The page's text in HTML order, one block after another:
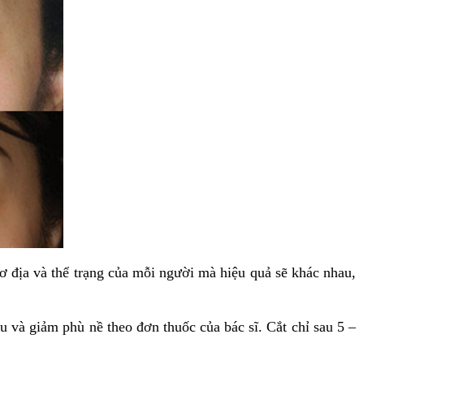
địa và thể trạng của mỗi người mà hiệu quả sẽ khác nhau,
giảm phù nề theo đơn thuốc của bác sĩ. Cắt chỉ sau 5 –